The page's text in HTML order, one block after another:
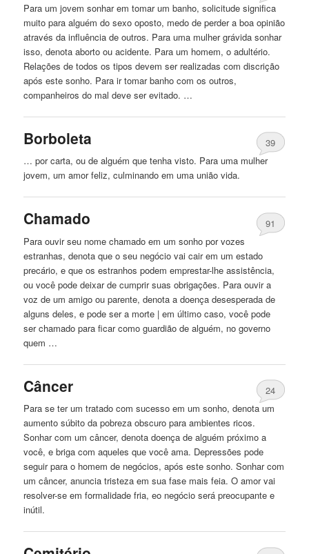
Para um jovem sonharem tomar um banho, solicitude significa
muito para alguém do sexo oposto, medo de perder a boa opinião
através da influência de outros. Para uma mulher grávida sonhar
isso, denota aborto ou acidente. Para um homem, o adultério.
Relações de todos os tipos devem ser realizadas com discrição
após este sonho. Para ir tomar banho com os outros,
companheiros do mal deve ser evitado. …
Borboleta
39
… por carta, ou de alguém que tenha visto. Para uma mulher
jovem, um amor feliz, culminandoem uma união vida.
Chamado
91
Para ouvir seu nome chamadoem um sonho por vozes
estranhas, denota que o seu negócio vai cairem um estado
precário, e que os estranhos podem emprestar-lhe assistência,
ou você pode deixar de cumprir suas obrigações. Para ouvir a
voz de um amigo ou parente, denota a doença desesperada de
alguns deles, e pode ser a morte |em último caso, você pode
ser chamado para ficar como guardião de alguém, no governo
quem …
Câncer
24
Para se ter um tratado com sucessoem um sonho, denota um
aumento súbito da pobreza obscuro para ambientes ricos.
Sonhar com um câncer, denota doença de alguém próximo a
você, e briga com aqueles que você ama. Depressões pode
seguir para o homem de negócios, após este sonho. Sonhar com
um câncer, anuncia tristezaem sua fase mais feia. O amor vai
resolver-seem formalidade fria, eo negócio será preocupante e
inútil.